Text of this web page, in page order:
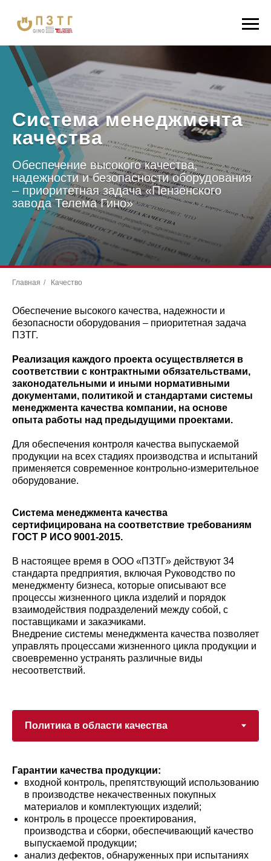
Система менеджмента
качества
Обеспечение высокого качества,
надежности и безопасности оборудования
– приоритетная задача «Пензенского
завода Телема Гино»
Главная / Качество
Обеспечение высокого качества, надежности и
безопасности оборудования – приоритетная задача
ПЗТГ.
Реализация каждого проекта осуществляется в
соответствии с контрактными обязательствами,
законодательными и иными нормативными
документами, политикой и стандартами системы
менеджмента качества компании, на основе
опыта работы над предыдущими проектами.
Для обеспечения контроля качества выпускаемой
продукции на всех стадиях производства и испытаний
применяется современное контрольно-измерительное
оборудование.
Система менеджмента качества
сертифицирована на соответствие требованиям
ГОСТ Р ИСО 9001-2015.
В настоящее время в ООО «ПЗТГ» действуют 34
стандарта предприятия, включая Руководство по
менеджменту бизнеса, которые описывают все
процессы жизненного цикла изделий и порядок
взаимодействия подразделений между собой, с
поставщиками и заказчиками.
Внедрение системы менеджмента качества позволяет
управлять процессами жизненного цикла продукции и
своевременно устранять различные виды
несоответствий.
Гарантии качества продукции:
входной контроль, препятствующий использованию
в производстве некачественных покупных
материалов и комплектующих изделий;
контроль в процессе проектирования,
производства и сборки, обеспечивающий качество
выпускаемой продукции;
анализ дефектов, обнаруженных при испытаниях